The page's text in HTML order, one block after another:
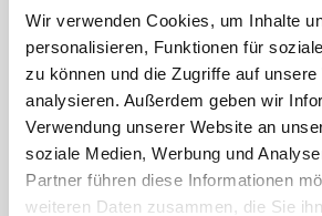
Wir verwenden Cookies, um Inhalte
personalisieren, Funktionen für
zu können und die Zugriffe auf
analysieren. Außerdem geben wir
Verwendung unserer Website an
soziale Medien, Werbung und
Partner führen diese Informationen
weiteren Daten zusammen, die Sie
LINES
réduction allant
réservations, à
Napoli ↔ Cagliari,
Palermo,
Civitavecchia ↔
cumulable avec
valable pour les
carburant. Les tarifs